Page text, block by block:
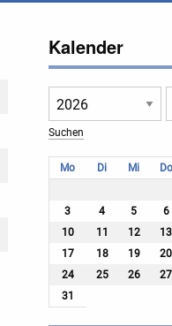
Kalender
Mo Di Mi Do
3
4 5 6
10
11 12 13
17
18 19 20
24
25 26 27
31